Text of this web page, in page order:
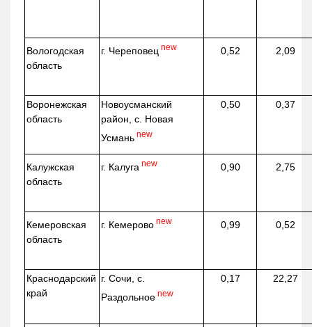
Вологодская
область
г. Череповец new 0,52 2,09
Воронежская
область
Новоусманский
район, с. Новая
Усмань new
0,50 0,37
Калужская
область
г. Калуга new 0,90 2,75
Кемеровская
область
г. Кемерово new 0,99 0,52
Краснодарский
край
г. Сочи, с.
Раздольное new
0,17 22,27